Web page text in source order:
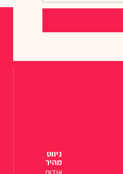
ניווט
מהיר